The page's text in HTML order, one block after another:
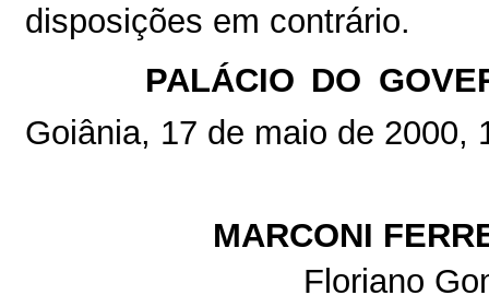
disposições em contrário.
PALÁCIO DO
Goiânia, 17 de maio de 2000,
MARCONI
Floriano